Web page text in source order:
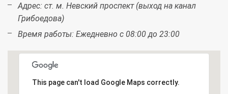
Адрес: ст. м. Невский проспект (выход на канал
Грибоедова)
Время работы: Ежедневно с 08:00 до 23:00
This page can't load Google Maps correctly.